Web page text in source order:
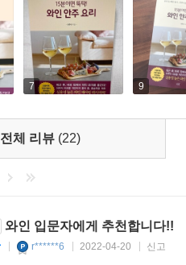
7 9
전체 리뷰 (22)
와인 입문자에게 추천합니다!!
r******6 2022-04-20 신고